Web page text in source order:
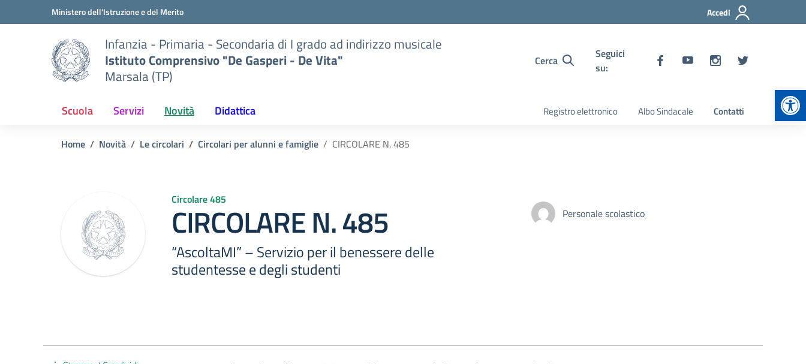
Vai ai contenuti
Vai al menu di navigazioneMinistero dell'Istruzione e del Merito Accedi
Infanzia - Primaria - Secondaria di I grado ad indirizzo musicale
Istituto Comprensivo "De Gasperi - De Vita"
Marsala (TP)
Cerca
Seguici
su:
Scuola Servizi Novità Didattica Registro elettronico Albo Sindacale Contatti
Home Novità Le circolari Circolari per alunni e famiglie CIRCOLARE N. 485
Circolare 485
CIRCOLARE N. 485
“AscoltaMI” – Servizio per il benessere delle
studentesse e degli studenti
Personale scolastico